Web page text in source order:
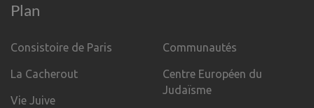
Plan
Consistoire de Paris
La Cacherout
Vie Juive
Communautés
Centre Européen du
Judaïsme